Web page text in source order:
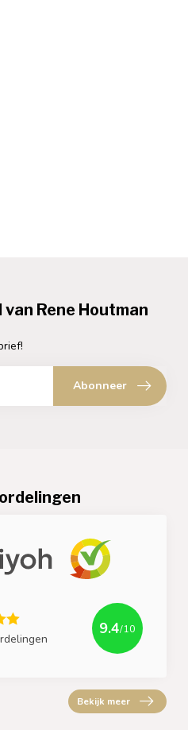
Rene Houtman
Abonneer
9.4/10
Bekijk meer